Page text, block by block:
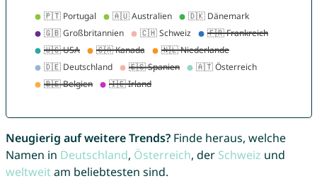
Neugierig auf weitere Trends?Finde heraus, welche
Namen in Deutschland, Österreich, der Schweiz und
weltweitam beliebtesten sind.